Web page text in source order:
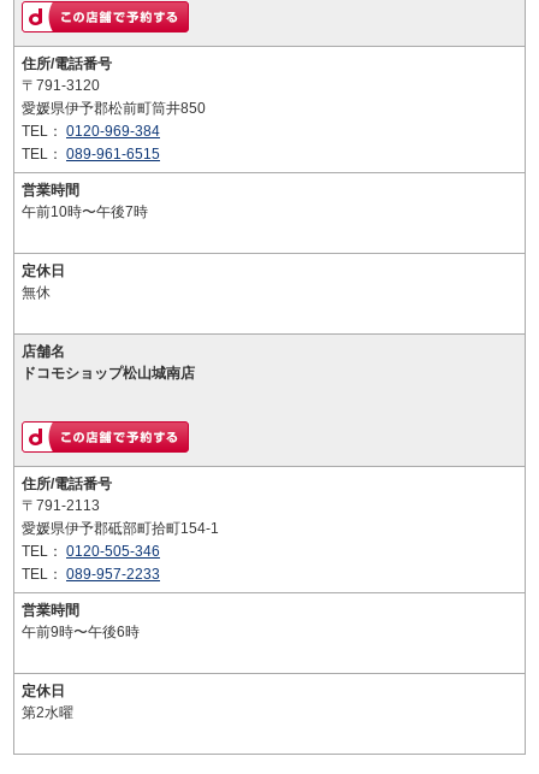
住所/電話番号
〒791-3120
愛媛県伊予郡松前町筒井850
TEL： 0120-969-384
TEL： 089-961-6515
営業時間
午前10時〜午後7時
定休日
無休
店舗名
ドコモショップ松山城南店
住所/電話番号
〒791-2113
愛媛県伊予郡砥部町拾町154-1
TEL： 0120-505-346
TEL： 089-957-2233
営業時間
午前9時〜午後6時
定休日
第2水曜